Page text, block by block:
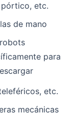
etc.
de mano
para
etc.
mecánicas